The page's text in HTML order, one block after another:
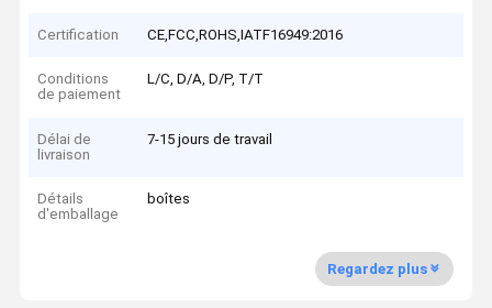
Certification CE,FCC,ROHS,IATF16949:2016
Conditions
de paiement
L/C, D/A, D/P, T/T
Délai de
livraison
7-15 jours de travail
Détails
d'emballage
boîtes
Regardez plus